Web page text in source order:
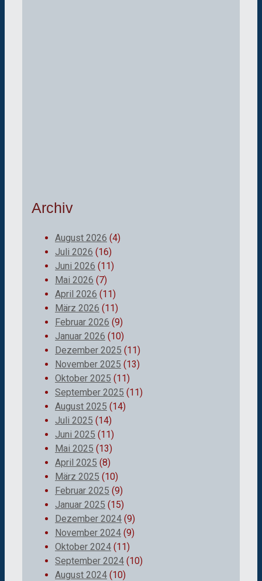
Archiv
August 2026 (4)
Juli 2026 (16)
Juni 2026 (11)
Mai 2026 (7)
April 2026 (11)
März 2026 (11)
Februar 2026 (9)
Januar 2026 (10)
Dezember 2025 (11)
November 2025 (13)
Oktober 2025 (11)
September 2025 (11)
August 2025 (14)
Juli 2025 (14)
Juni 2025 (11)
Mai 2025 (13)
April 2025 (8)
März 2025 (10)
Februar 2025 (9)
Januar 2025 (15)
Dezember 2024 (9)
November 2024 (9)
Oktober 2024 (11)
September 2024 (10)
August 2024 (10)